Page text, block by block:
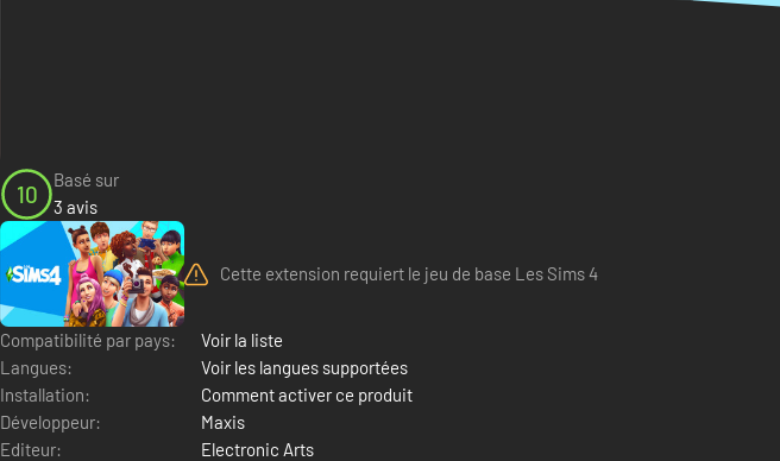
10
Basé sur
3 avis
Cette extension requiert le jeu de base Les Sims 4
Compatibilité par pays:
Voir la liste
Langues:
Voir les langues supportées
Installation:
Comment activer ce produit
Développeur:
Maxis
Editeur:
Electronic Arts